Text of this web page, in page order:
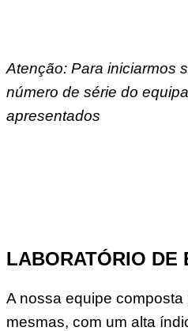
Atenção: Para iniciarmos
número de série do
apresentados
LABORATÓRIO DE
A nossa equipe
mesmas, com um alta